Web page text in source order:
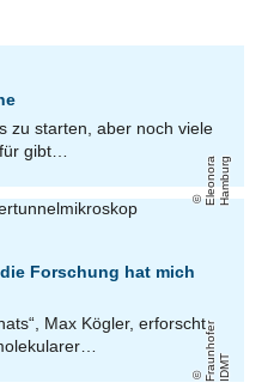
zu starten, aber noch viele
gibt…
El
e
o
n
o
r
a
H
a
m
b
u
rg
Forschung hat mich
Max Kögler, erforschtF
r
a
u
n
h
o
f
e
r
I
D
M T